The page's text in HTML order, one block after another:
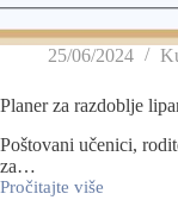
25/06/2024
Planer za razdoblje
Poštovani učenici,
za…
Pročitajte više